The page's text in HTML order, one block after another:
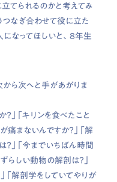
てられるのかと考えてみ
つなぎ合わせて役に立た
になってほしいと、8年生
ら次へと手があがりま
」「キリンを食べたこと
痛まないんですか？」「解
」「今までいちばん時間
らしい動物の解剖は？」
「解剖学をしていてやりが